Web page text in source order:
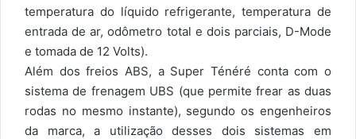
temperatura do líquido refrigerante, temperatura de
entrada de ar, odômetro total e dois parciais, D-Mode
e tomada de 12 Volts).
Além dos freios ABS, a Super Ténéré conta com o
sistema de frenagem UBS (que permite frear as duas
rodas no mesmo instante), segundo os engenheiros
da marca, a utilização desses dois sistemas em